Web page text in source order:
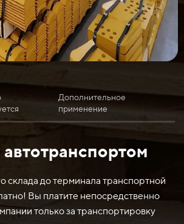
Дополнительное
применение
склада до терминала транспортной
Вы платите непосредственно
только за транспортировку
25.09 257.07.12.00.002
отвал) - это инструмент,
в строительстве и дорожных
следующих задач: